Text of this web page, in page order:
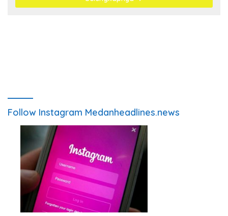
Follow Instagram Medanheadlines.news